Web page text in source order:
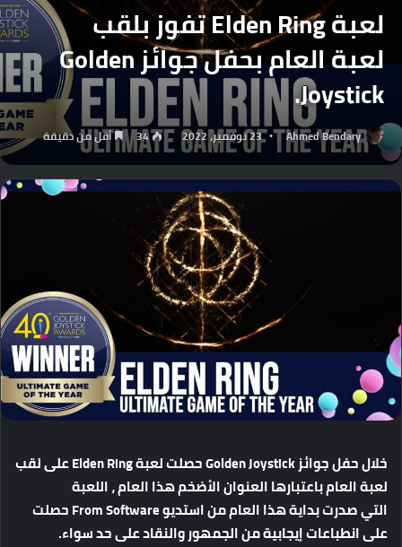
لعبة Elden Ring تفوز بلقب
لعبة العام بحفل جوائز Golden
Joystick.
Ahmed Bendary 23 نوفمبر، 2022 34 أقل من دقيقة
خلالحفلجوائز حصلتلعبة علىلقب
لعبةالعامباعتبارهاالعنوانالأضخمهذاالعام،اللعبة
التيصدرتبدايةهذاالعاممناستديو
حصلت
علىانطباعاتإيجابيةمنالجمهوروالنقادعلىحدسواء.